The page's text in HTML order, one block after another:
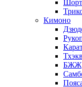
Кимоно
БЖЖ